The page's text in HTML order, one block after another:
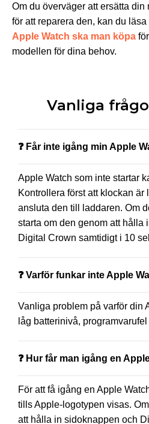
Om du överväger att ersätta
för att reparera den, kan du
Apple Watch ska man köpa
modellen för dina behov.
Vanliga
❓ Får inte igång min Apple
Apple Watch som inte startar
Kontrollera först att klockan är
ansluta den till laddaren. Om
starta om den genom att hålla
Digital Crown samtidigt i 10
❓ Varför funkar inte Apple
Vanliga problem på varför din
låg batterinivå,
❓ Hur får man igång en
För att få igång en Apple
tills Apple-logotypen visas.
att hålla in sidoknappen och